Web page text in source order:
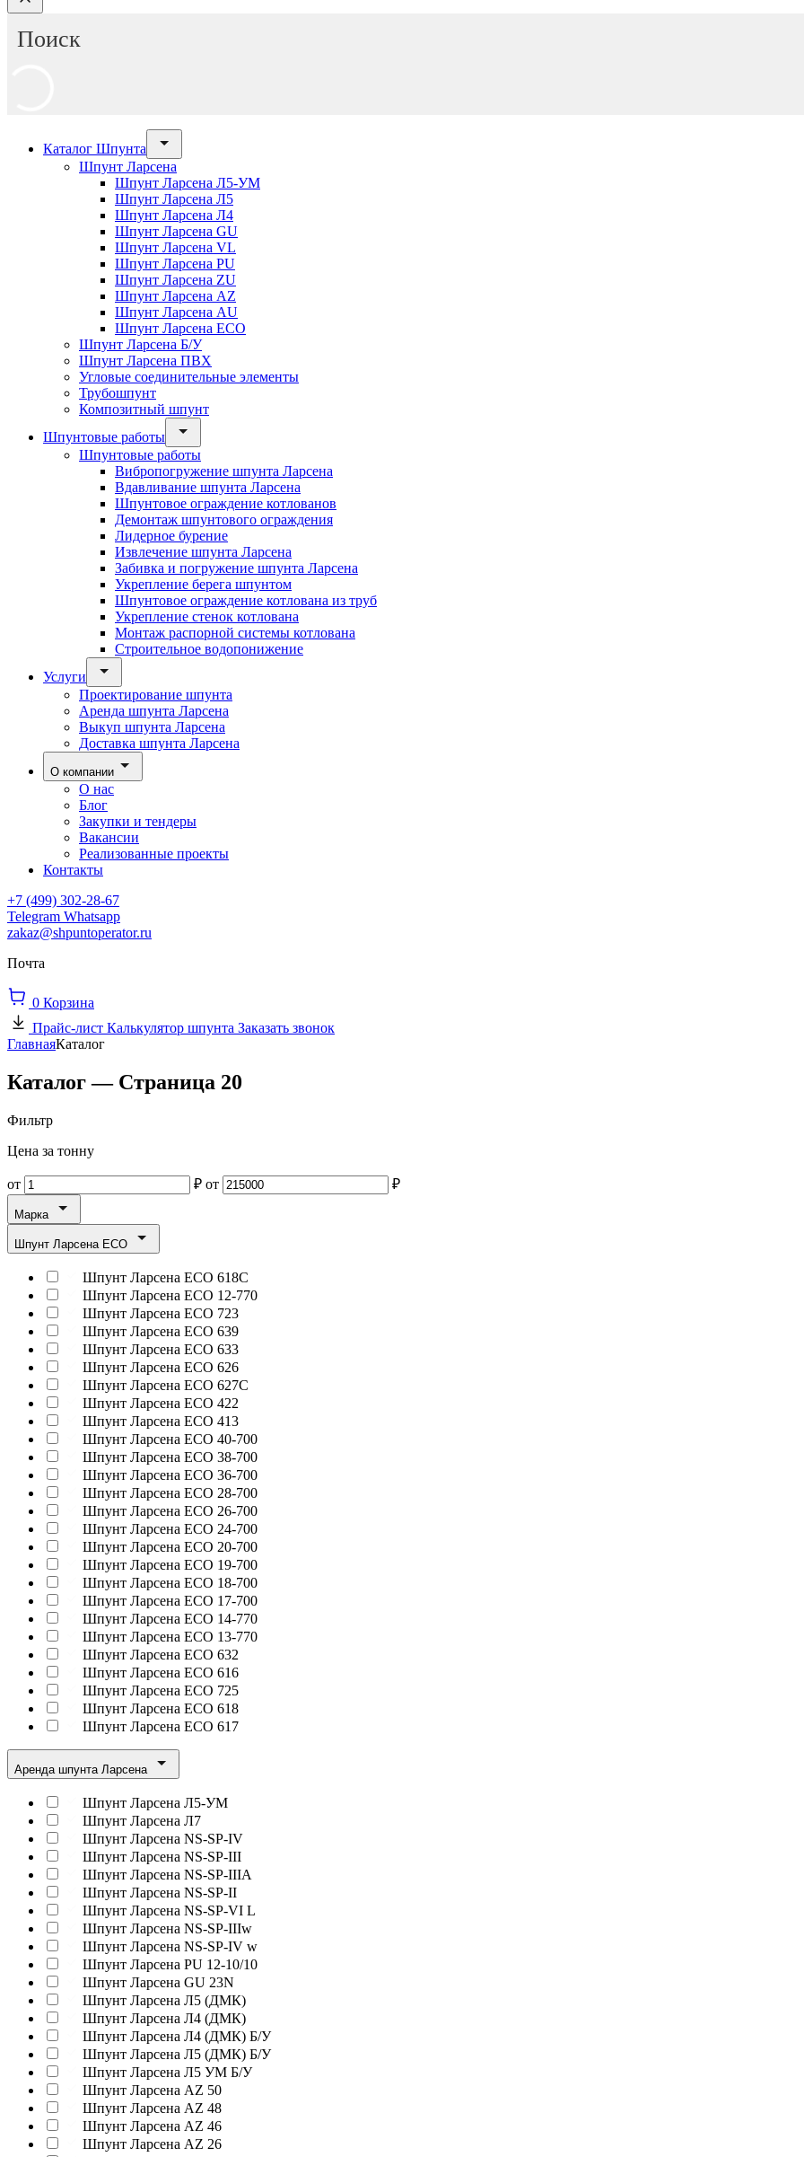
Каталог Шпунта
Шпунт Ларсена
Шпунт Ларсена Л5-УМ
Шпунт Ларсена Л5
Шпунт Ларсена Л4
Шпунт Ларсена GU
Шпунт Ларсена VL
Шпунт Ларсена PU
Шпунт Ларсена ZU
Шпунт Ларсена AZ
Шпунт Ларсена AU
Шпунт Ларсена ECO
Шпунт Ларсена Б/У
Шпунт Ларсена ПВХ
Угловые соединительные элементы
Трубошпунт
Композитный шпунт
Шпунтовые работы
Шпунтовые работы
Вибропогружение шпунта Ларсена
Вдавливание шпунта Ларсена
Шпунтовое ограждение котлованов
Демонтаж шпунтового ограждения
Лидерное бурение
Извлечение шпунта Ларсена
Забивка и погружение шпунта Ларсена
Укрепление берега шпунтом
Шпунтовое ограждение котлована из труб
Укрепление стенок котлована
Монтаж распорной системы котлована
Строительное водопонижение
Услуги
Проектирование шпунта
Аренда шпунта Ларсена
Выкуп шпунта Ларсена
Доставка шпунта Ларсена
О компании
О нас
Блог
Закупки и тендеры
Вакансии
Реализованные проекты
Контакты
+7 (499) 302-28-67
Telegram Whatsapp
zakaz@shpuntoperator.ru
Почта
0 Корзина
Прайс-лист Калькулятор шпунта Заказать звонок
ГлавнаяКаталог
Каталог — Страница 20
Фильтр
Цена за тонну
от ₽ от ₽
Марка
Шпунт Ларсена ECO
Шпунт Ларсена ECO 618C
Шпунт Ларсена ECO 12-770
Шпунт Ларсена ECO 723
Шпунт Ларсена ECO 639
Шпунт Ларсена ECO 633
Шпунт Ларсена ECO 626
Шпунт Ларсена ECO 627C
Шпунт Ларсена ECO 422
Шпунт Ларсена ECO 413
Шпунт Ларсена ECO 40-700
Шпунт Ларсена ECO 38-700
Шпунт Ларсена ECO 36-700
Шпунт Ларсена ECO 28-700
Шпунт Ларсена ECO 26-700
Шпунт Ларсена ECO 24-700
Шпунт Ларсена ECO 20-700
Шпунт Ларсена ECO 19-700
Шпунт Ларсена ECO 18-700
Шпунт Ларсена ECO 17-700
Шпунт Ларсена ECO 14-770
Шпунт Ларсена ECO 13-770
Шпунт Ларсена ECO 632
Шпунт Ларсена ECO 616
Шпунт Ларсена ECO 725
Шпунт Ларсена ECO 618
Шпунт Ларсена ECO 617
Аренда шпунта Ларсена
Шпунт Ларсена Л5-УМ
Шпунт Ларсена Л7
Шпунт Ларсена NS-SP-IV
Шпунт Ларсена NS-SP-III
Шпунт Ларсена NS-SP-IIIA
Шпунт Ларсена NS-SP-II
Шпунт Ларсена NS-SP-VI L
Шпунт Ларсена NS-SP-IIIw
Шпунт Ларсена NS-SP-IV w
Шпунт Ларсена PU 12-10/10
Шпунт Ларсена GU 23N
Шпунт Ларсена Л5 (ДМК)
Шпунт Ларсена Л4 (ДМК)
Шпунт Ларсена Л4 (ДМК) Б/У
Шпунт Ларсена Л5 (ДМК) Б/У
Шпунт Ларсена Л5 УМ Б/У
Шпунт Ларсена AZ 50
Шпунт Ларсена AZ 48
Шпунт Ларсена AZ 46
Шпунт Ларсена AZ 26